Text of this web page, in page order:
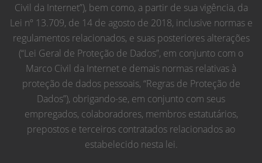
Civil da Internet”), bem como, a partir de sua vigência, da
Lei nº 13.709, de 14 de agosto de 2018, inclusive normas e
regulamentos relacionados, e suas posteriores alterações
(“Lei Geral de Proteção de Dados”, em conjunto com o
Marco Civil da Internet e demais normas relativas à
proteção de dados pessoais, “Regras de Proteção de
Dados”), obrigando-se, em conjunto com seus
empregados, colaboradores, membros estatutários,
prepostos e terceiros contratados relacionados ao
estabelecido nesta lei.